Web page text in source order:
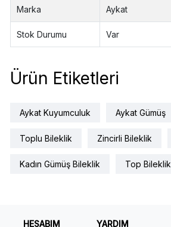
Marka Aykat
Stok Durumu Var
Ürün Etiketleri
Aykat Kuyumculuk Aykat Gümüş
Toplu Bileklik Zincirli Bileklik
Kadın Gümüş Bileklik Top Bileklik
HESABIM YARDIM